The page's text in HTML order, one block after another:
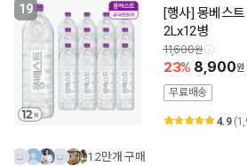
19
[행사] 몽베스
2Lx12병
11,600
23 8,900
무료배송
4.9
1.2만개 구매